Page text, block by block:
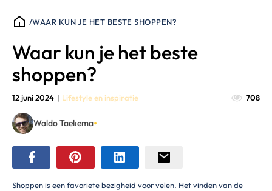
/WAAR KUN JE HET BESTE SHOPPEN?
Waar kun je het beste
shoppen?
12 juni 2024 | Lifestyle en inspiratie 708
Waldo Taekema•
Shoppen is een favoriete bezigheid voor velen. Het vinden van de